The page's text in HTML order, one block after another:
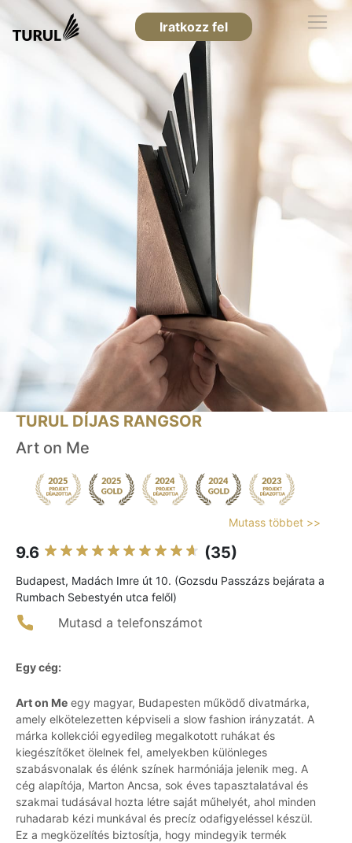
Iratkozz fel
TURUL DÍJAS RANGSOR
Art on Me
Mutass többet >>
9.6 (35)
Budapest, Madách Imre út 10. (Gozsdu Passzázs bejárata a
Rumbach Sebestyén utca felől)
Mutasd a telefonszámot
Egy cég:
Art on Me egy magyar, Budapesten működő divatmárka,
amely elkötelezetten képviseli a slow fashion irányzatát. A
márka kollekciói egyedileg megalkotott ruhákat és
kiegészítőket ölelnek fel, amelyekben különleges
szabásvonalak és élénk színek harmóniája jelenik meg. A
cég alapítója, Marton Ancsa, sok éves tapasztalatával és
szakmai tudásával hozta létre saját műhelyét, ahol minden
ruhadarab kézi munkával és precíz odafigyeléssel készül.
Ez a megközelítés biztosítja, hogy mindegyik termék